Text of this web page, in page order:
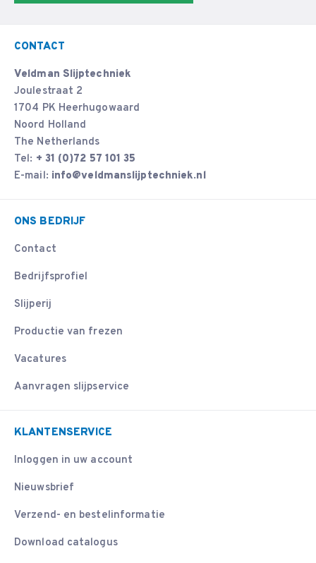
CONTACT
Veldman Slijptechniek
Joulestraat 2
1704 PK Heerhugowaard
Noord Holland
The Netherlands
Tel: + 31 (0)72 57 101 35
E-mail: info@veldmanslijptechniek.nl
ONS BEDRIJF
Contact
Bedrijfsprofiel
Slijperij
Productie van frezen
Vacatures
Aanvragen slijpservice
KLANTENSERVICE
Inloggen in uw account
Nieuwsbrief
Verzend- en bestelinformatie
Download catalogus